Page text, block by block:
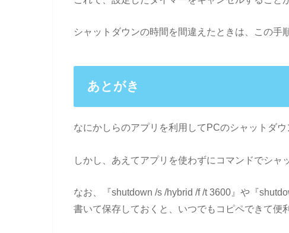
シャットダウンの時間を間違えたときは、この手
あとがき
なにかしらのアプリを利用してPCのシャットダ
しかし、あえてアプリを使わずにコマンドでシャ
なお、『shutdown /s /hybrid /f /t 3600』や『
書いて保存しておくと、いつでもコピペできて便